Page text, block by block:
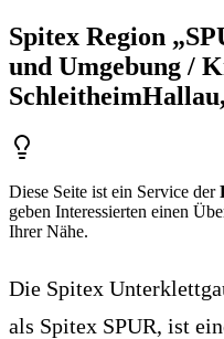
Spitex Region
und Umgebung /
SchleitheimHallau
Diese Seite ist ein Service der
geben Interessierten einen
Ihrer Nähe.
Die Spitex
als Spitex SPUR, ist